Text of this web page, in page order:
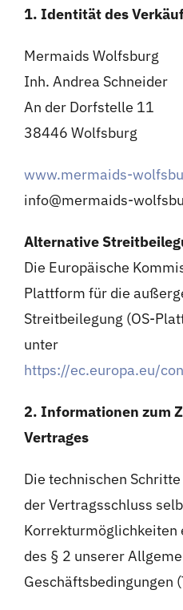
1. Identität des
Mermaids Wolfsburg
Inh. Andrea Schneider
An der Dorfstelle 11
38446 Wolfsburg
www.mermaids-
info@mermaids-
Alternative
Die Europäische
Plattform für die
Streitbeilegung (OS-
unter
https://ec.europa.eu/
2. Informationen zum
Vertrages
Die technischen
der Vertragsschluss
Korrekturmöglichkeiten
des § 2 unserer
Geschäftsbedingungen